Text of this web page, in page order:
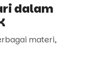
dalam
materi,